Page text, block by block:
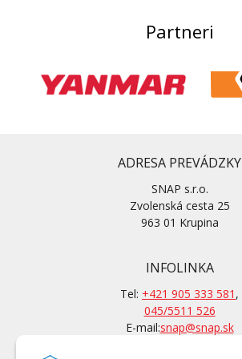
Partneri
ADRESA PREVÁDZKY
SNAP s.r.o.
Zvolenská cesta 25
963 01 Krupina
INFOLINKA
Tel: +421 905 333 581 ,
045/5511 526
E-mail:snap@snap.sk